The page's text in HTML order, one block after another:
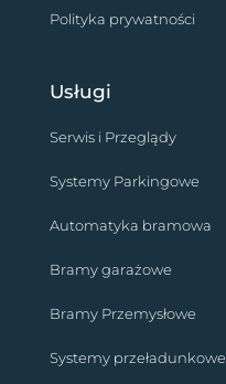
Polityka prywatności
Usługi
Serwis i Przeglądy
Systemy Parkingowe
Automatyka bramowa
Bramy garażowe
Bramy Przemysłowe
Systemy przeładunkowe